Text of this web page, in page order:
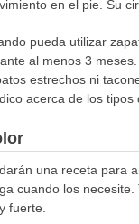
en el pie. Su
pueda utilizar
al menos 3
estrechos ni
acerca de los tipos
una receta para
cuando los
fuerte.